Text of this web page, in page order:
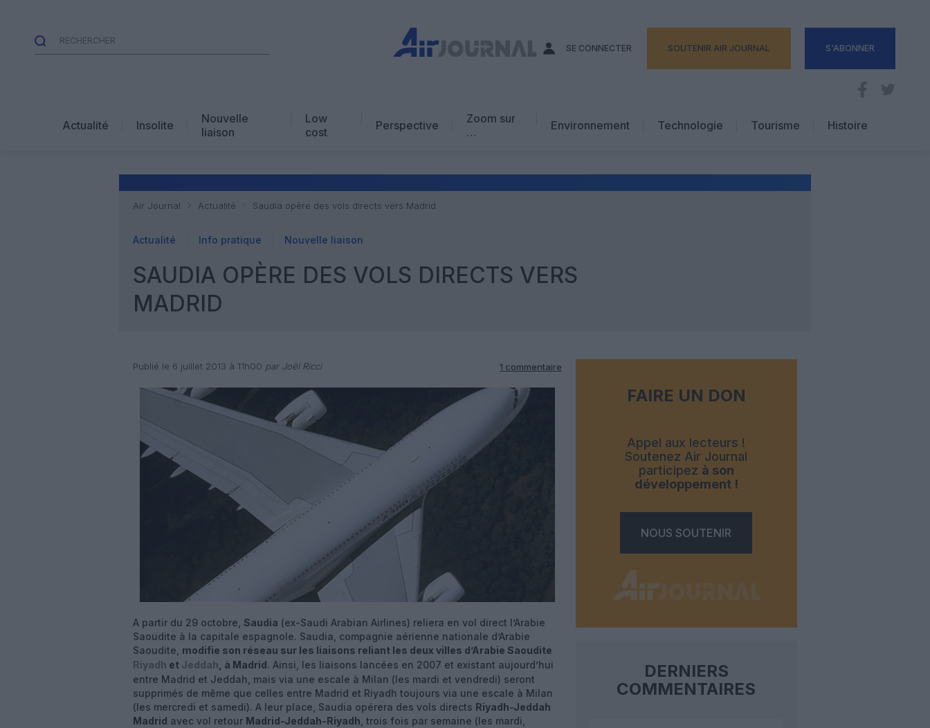
SE CONNECTER SOUTENIR AIR JOURNAL S'ABONNER
Actualité Insolite
Nouvelle
liaison
Low
cost
Perspective
Zoom sur
…
Environnement Technologie
Tourisme
Hôtellerie
Histoire
Air Journal Actualité Saudia opère des vols directs vers Madrid
Actualité Info pratique Nouvelle liaison
SAUDIA OPÈRE DES VOLS DIRECTS VERS
MADRID
Publié le 6 juillet 2013 à 11h00 par Joël Ricci 1 commentaire
A partir du 29 octobre, Saudia (ex-Saudi Arabian Airlines) reliera en vol direct l’Arabie
Saoudite à la capitale espagnole. Saudia, compagnie aérienne nationale d’Arabie
Saoudite, modifie son réseau sur les liaisons reliant les deux villes d’Arabie Saoudite
Riyadh et Jeddah , à Madrid. Ainsi, les liaisons lancées en 2007 et existant aujourd’hui
entre Madrid et Jeddah, mais via une escale à Milan (les mardi et vendredi) seront
supprimés de même que celles entre Madrid et Riyadh toujours via une escale à Milan
(les mercredi et samedi). A leur place, Saudia opérera des vols directs Riyadh-Jeddah
Madrid avec vol retour Madrid-Jeddah-Riyadh , trois fois par semaine (les mardi,
FAIRE UN DON
Appel aux lecteurs !
Soutenez Air Journal
participez à son
développement !
NOUS SOUTENIR
DERNIERS
COMMENTAIRES